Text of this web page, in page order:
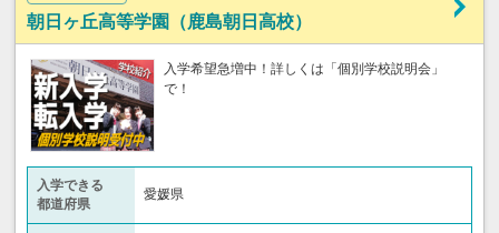
朝日ヶ丘高等学園（鹿島朝日高校）
入学希望急増中！詳しくは「個別学校説明会」
で！
入学できる
都道府県
愛媛県